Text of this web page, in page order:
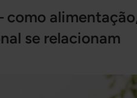
como
se relacionam